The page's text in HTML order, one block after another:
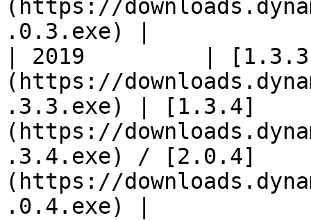
(https://
.0.3.exe) |
| 2019         |
(https://
.3.3.exe) | [1.3.4]
(https://
.3.4.exe) / [2.0.4]
(https://
.0.4.exe) |